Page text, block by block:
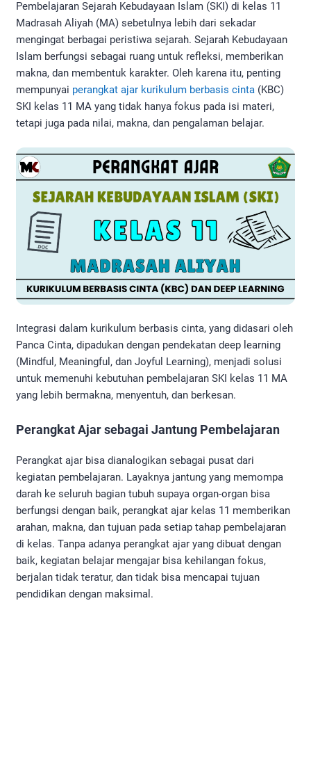
Pembelajaran Sejarah Kebudayaan Islam (SKI) di kelas 11
Madrasah Aliyah (MA) sebetulnya lebih dari sekadar
mengingat berbagai peristiwa sejarah. Sejarah Kebudayaan
Islam berfungsi sebagai ruang untuk refleksi, memberikan
makna, dan membentuk karakter. Oleh karena itu, penting
mempunyai perangkat ajar kurikulum berbasis cinta (KBC)
SKI kelas 11 MA yang tidak hanya fokus pada isi materi,
tetapi juga pada nilai, makna, dan pengalaman belajar.
Integrasi dalam kurikulum berbasis cinta, yang didasari oleh
Panca Cinta, dipadukan dengan pendekatan deep learning
(Mindful, Meaningful, dan Joyful Learning), menjadi solusi
untuk memenuhi kebutuhan pembelajaran SKI kelas 11 MA
yang lebih bermakna, menyentuh, dan berkesan.
Perangkat Ajar sebagai Jantung Pembelajaran
Perangkat ajar bisa dianalogikan sebagai pusat dari
kegiatan pembelajaran. Layaknya jantung yang memompa
darah ke seluruh bagian tubuh supaya organ-organ bisa
berfungsi dengan baik, perangkat ajar kelas 11 memberikan
arahan, makna, dan tujuan pada setiap tahap pembelajaran
di kelas. Tanpa adanya perangkat ajar yang dibuat dengan
baik, kegiatan belajar mengajar bisa kehilangan fokus,
berjalan tidak teratur, dan tidak bisa mencapai tujuan
pendidikan dengan maksimal.